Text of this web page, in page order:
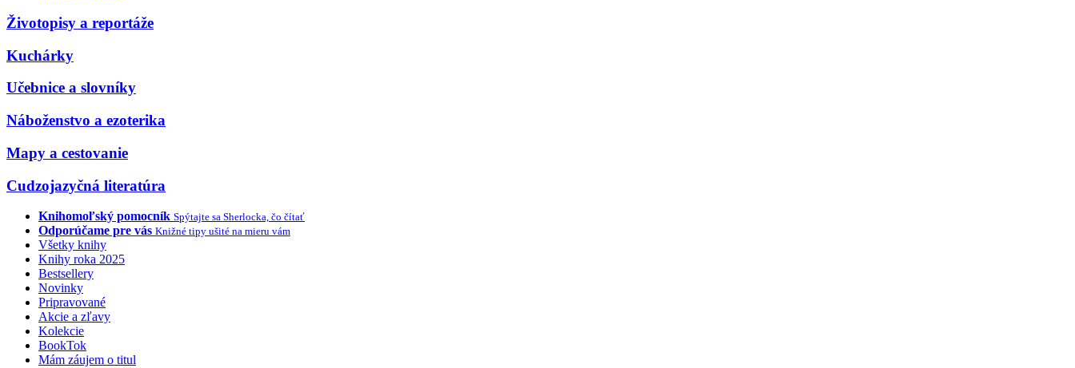
Životopisy a reportáže
Kuchárky
Učebnice a slovníky
Náboženstvo a ezoterika
Mapy a cestovanie
Cudzojazyčná literatúra
Knihomoľský pomocník Spýtajte sa Sherlocka, čo čítať
Odporúčame pre vás Knižné tipy ušité na mieru vám
Všetky knihy
Knihy roka 2025
Bestsellery
Novinky
Pripravované
Akcie a zľavy
Kolekcie
BookTok
Mám záujem o titul